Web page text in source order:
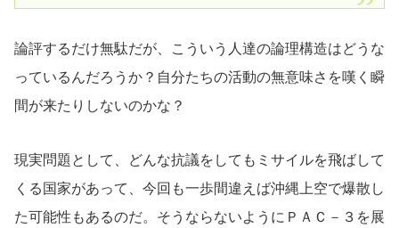
論評するだけ無駄だが、こういう人達の論理構造はどうな
っているんだろうか？自分たちの活動の無意味さを嘆く瞬
間が来たりしないのかな？
現実問題として、どんな抗議をしてもミサイルを飛ばして
くる国家があって、今回も一歩間違えば沖縄上空で爆散し
た可能性もあるのだ。そうならないようにＰＡＣ－３を展